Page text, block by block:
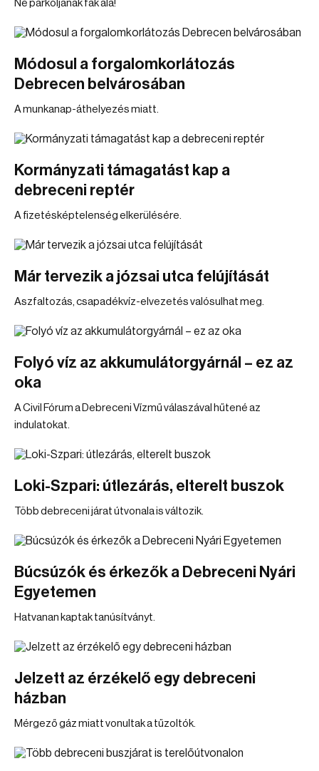
Ne parkoljanak fák alá!
Módosul a forgalomkorlátozás
Debrecen belvárosában
A munkanap-áthelyezés miatt.
Kormányzati támagatást kap a
debreceni reptér
A fizetésképtelenség elkerülésére.
Már tervezik a józsai utca felújítását
Aszfaltozás, csapadékvíz-elvezetés valósulhat meg.
Folyó víz az akkumulátorgyárnál – ez az
oka
A Civil Fórum a Debreceni Vízmű válaszával hűtené az
indulatokat.
Loki-Szpari: útlezárás, elterelt buszok
Több debreceni járat útvonala is változik.
Búcsúzók és érkezők a Debreceni Nyári
Egyetemen
Hatvanan kaptak tanúsítványt.
Jelzett az érzékelő egy debreceni
házban
Mérgező gáz miatt vonultak a tűzoltók.